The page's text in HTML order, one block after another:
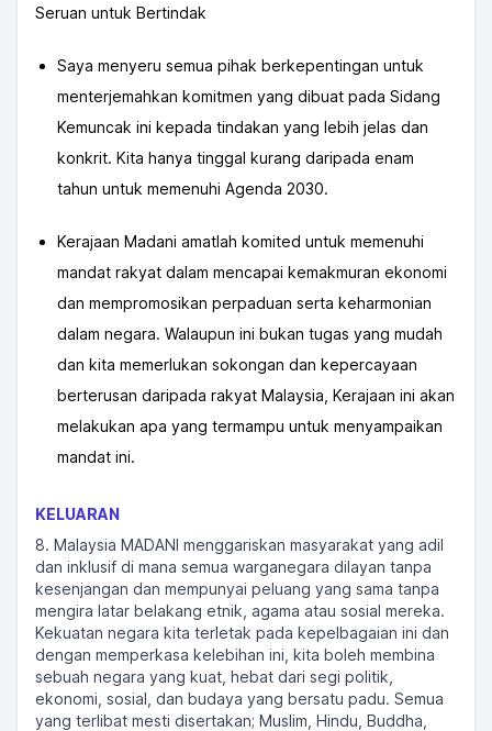
Seruan untuk Bertindak
Saya menyeru semua pihak berkepentingan untuk
menterjemahkan komitmen yang dibuat pada Sidang
Kemuncak ini kepada tindakan yang lebih jelas dan
konkrit. Kita hanya tinggal kurang daripada enam
tahun untuk memenuhi Agenda 2030.
Kerajaan Madani amatlah komited untuk memenuhi
mandat rakyat dalam mencapai kemakmuran ekonomi
dan mempromosikan perpaduan serta keharmonian
dalam negara. Walaupun ini bukan tugas yang mudah
dan kita memerlukan sokongan dan kepercayaan
berterusan daripada rakyat Malaysia, Kerajaan ini akan
melakukan apa yang termampu untuk menyampaikan
mandat ini.
KELUARAN
8. Malaysia MADANI menggariskan masyarakat yang adil
dan inklusif di mana semua warganegara dilayan tanpa
kesenjangan dan mempunyai peluang yang sama tanpa
mengira latar belakang etnik, agama atau sosial mereka.
Kekuatan negara kita terletak pada kepelbagaian ini dan
dengan memperkasa kelebihan ini, kita boleh membina
sebuah negara yang kuat, hebat dari segi politik,
ekonomi, sosial, dan budaya yang bersatu padu. Semua
yang terlibat mesti disertakan; Muslim, Hindu, Buddha,